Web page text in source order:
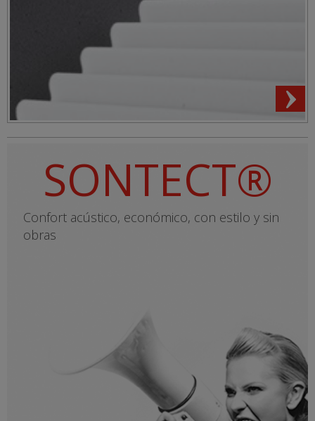
SONTECT®
Confort acústico, económico, con estilo y sin
obras